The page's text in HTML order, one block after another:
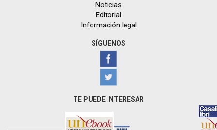
Noticias
Editorial
Información legal
SÍGUENOS
TE PUEDE INTERESAR